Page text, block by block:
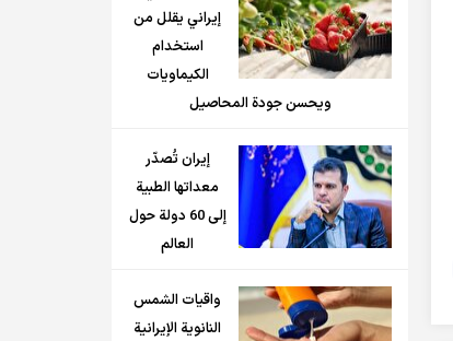
إيراني يقلل من
استخدام
الكيماويات
ويحسن جودة المحاصيل
إيران تُصدّر
معداتها الطبية
إلى 60 دولة حول
العالم
واقيات الشمس
النانوية الإيرانية